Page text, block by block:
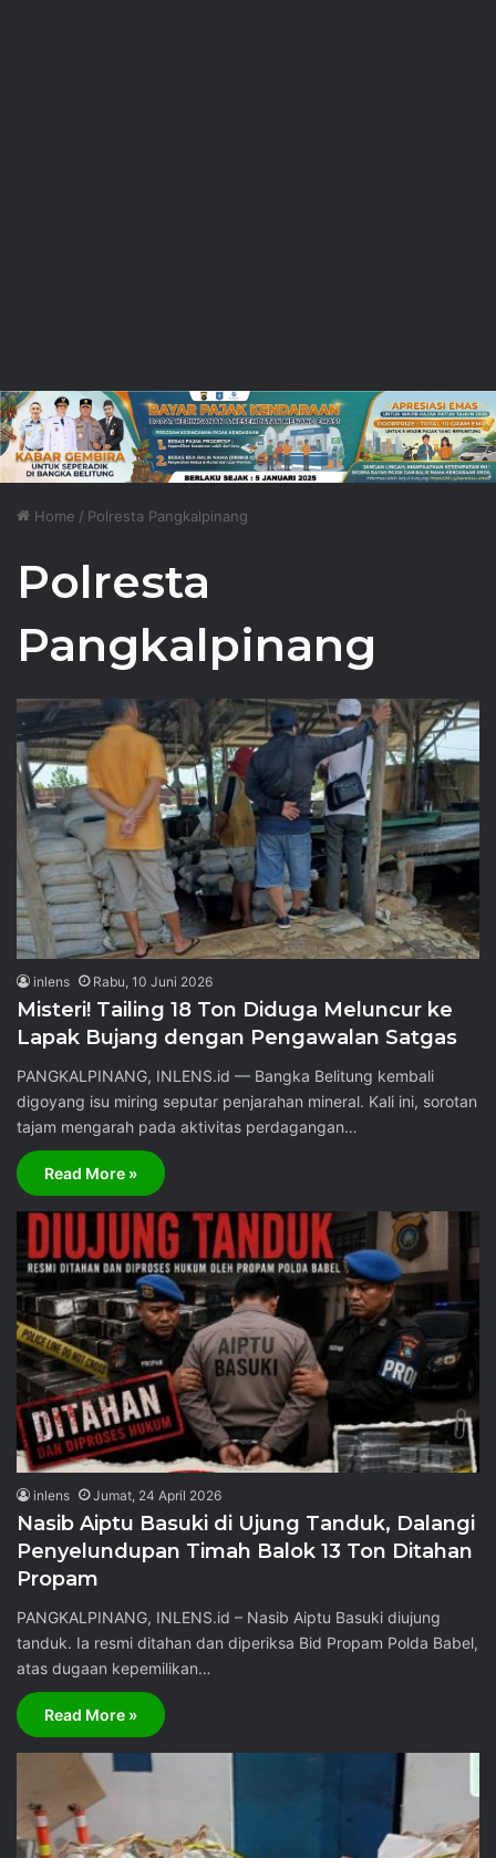
Home / Polresta Pangkalpinang
Polresta
Pangkalpinang
inlens Rabu, 10 Juni 2026
Misteri! Tailing 18 Ton Diduga Meluncur ke
Lapak Bujang dengan Pengawalan Satgas
PANGKALPINANG, INLENS.id — Bangka Belitung kembali
digoyang isu miring seputar penjarahan mineral. Kali ini, sorotan
tajam mengarah pada aktivitas perdagangan…
Read More »
inlens Jumat, 24 April 2026
Nasib Aiptu Basuki di Ujung Tanduk, Dalangi
Penyelundupan Timah Balok 13 Ton Ditahan
Propam
PANGKALPINANG, INLENS.id – Nasib Aiptu Basuki diujung
tanduk. Ia resmi ditahan dan diperiksa Bid Propam Polda Babel,
atas dugaan kepemilikan…
Read More »